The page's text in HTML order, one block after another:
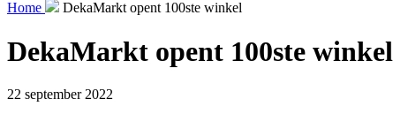
Home
DekaMarkt opent 100ste winkel
DekaMarkt opent 100ste winkel
22 september 2022